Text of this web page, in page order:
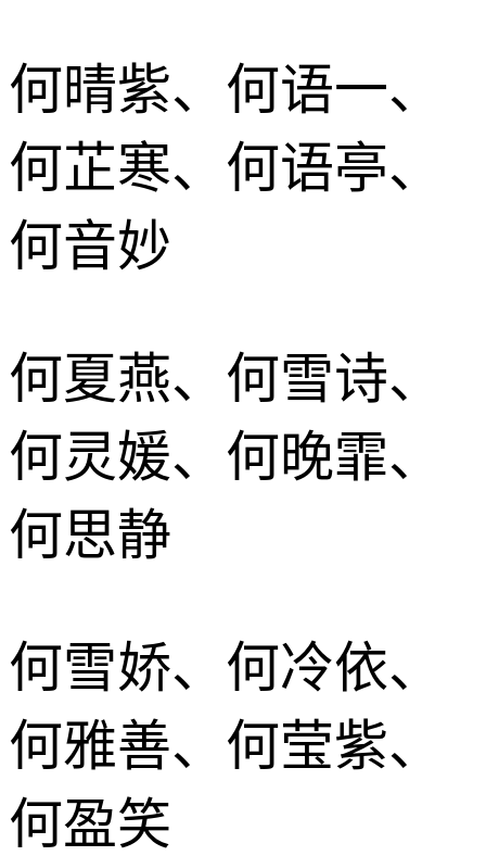
何晴紫、何语一、
何芷寒、何语亭、
何音妙
何夏燕、何雪诗、
何灵媛、何晚霏、
何思静
何雪娇、何冷依、
何雅善、何莹紫、
何盈笑